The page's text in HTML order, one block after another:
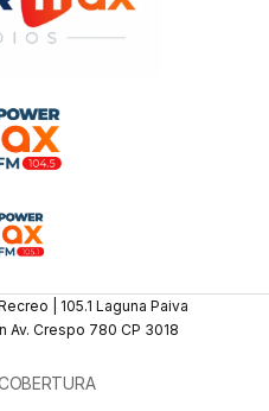
| 105.1 Laguna Paiva
Av. Crespo 780 CP 3018